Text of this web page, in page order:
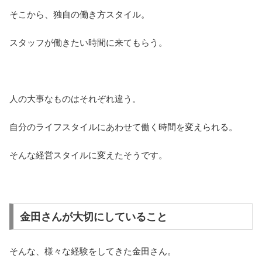
そこから、独自の働き方スタイル。
スタッフが働きたい時間に来てもらう。
人の大事なものはそれぞれ違う。
自分のライフスタイルにあわせて働く時間を変えられる。
そんな経営スタイルに変えたそうです。
金田さんが大切にしていること
そんな、様々な経験をしてきた金田さん。